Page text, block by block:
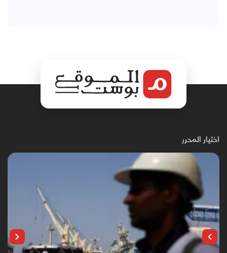
اختيار المحرر